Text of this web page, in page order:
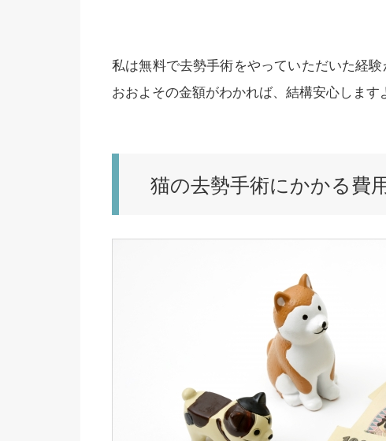
私は無料で去勢手術をやっていただいた経
おおよその金額がわかれば、結構安心します
猫の去勢手術にかかる費